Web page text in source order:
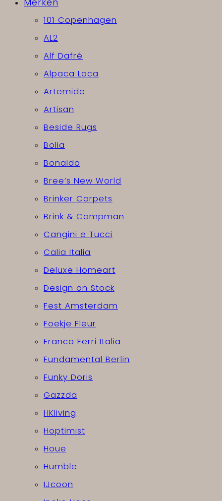
101 Copenhagen
AL2
Alf Dafré
Alpaca Loca
Artemide
Artisan
Beside Rugs
Bolia
Bonaldo
Bree’s New World
Brinker Carpets
Brink & Campman
Cangini e Tucci
Calia Italia
Deluxe Homeart
Design on Stock
Fest Amsterdam
Foekje Fleur
Franco Ferri Italia
Fundamental Berlin
Funky Doris
Gazzda
HKliving
Hoptimist
Houe
Humble
IJcoon